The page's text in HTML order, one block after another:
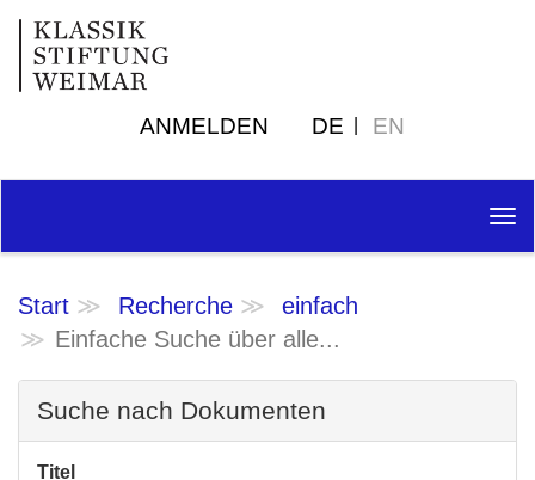
ANMELDEN DE EN
Start Recherche
einfach
Einfache Suche über alle...
Suche nach Dokumenten
Titel